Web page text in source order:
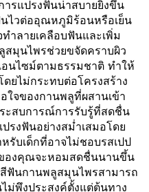
ารแปรงฟันน่าสบายยิ่งขึ้น
ไวต่ออุณหภูมิร้อนหรือเย็น
ำลายเคลือบฟันและเพิ่ม
สมุนไพรช่วยขจัดคราบผิว
นไซม์ตามธรรมชาติ ทำให้
ยไม่กระทบต่อโครงสร้าง
จของกานพลูที่ผสานเข้า
ะสบการณ์การรับรู้ที่สดชื่น
รงฟันอย่างสม่ำเสมอโดย
รับเด็กที่อาจไม่ชอบรสเปป
องคุณจะหอมสดชื่นนานขึ้น
ฟันกานพลูสมุนไพรสามารถ
ม่พึงประสงค์ตั้งแต่ต้นทาง